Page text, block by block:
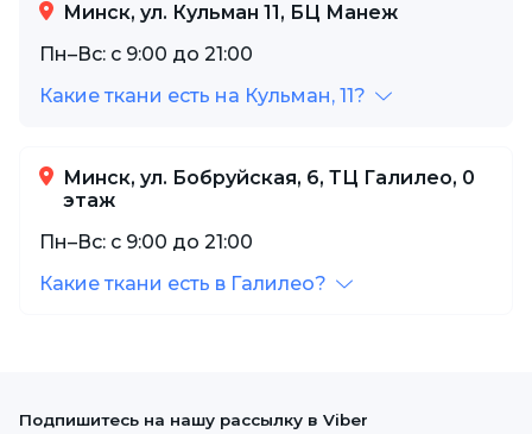
Минск, ул. Кульман 11, БЦ Манеж
Пн–Вс: с 9:00 до 21:00
Какие ткани есть на Кульман, 11?
Минск, ул. Бобруйская, 6, ТЦ Галилео, 0
этаж
Пн–Вс: с 9:00 до 21:00
Какие ткани есть в Галилео?
Подпишитесь на нашу рассылку в Viber